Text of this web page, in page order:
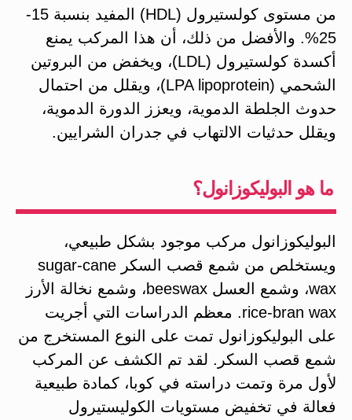
من مستوى كولستيرول (HDL) المفيد بنسبة 15-
25%. والأفضل من ذلك، أن هذا المركب يمنع
أكسدة كولستيرول (LDL)، ويخفض من البروتين
الشحمي (LPA lipoprotein)، ويقلل من احتمال
حدوث الجلطة الدموية، ويعزز الدورة الدموية،
ويقلل حدثيات الالتهاب في جدران الشرايين.
ما هو البوليكوزانول؟
البوليكوزانول مركب موجود بشكل طبيعي،
ويستخلص من شمع قصب السكر sugar-cane
wax، وشمع العسل beeswax، وشمع نخالة الأرز
rice-bran wax. معظم الدراسات التي أجريت
على البوليكوزانول تمت على النوع المستخرج من
شمع قصب السكر. لقد تم الكشف عن المركب
لأول مرة وتمت دراسته في كوبا، كمادة طبيعية
فعالة في تخفيض مستويات الكوليستيرول